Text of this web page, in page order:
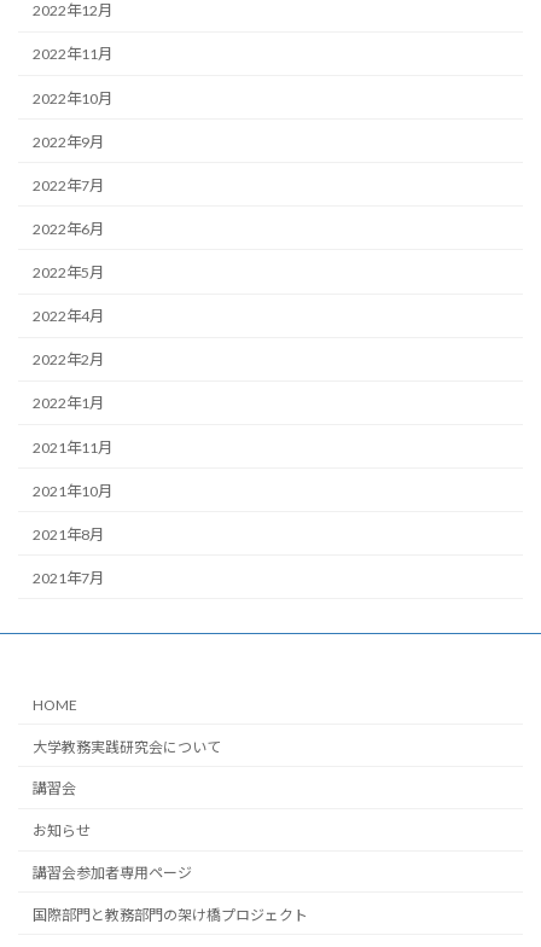
2022年12月
2022年11月
2022年10月
2022年9月
2022年7月
2022年6月
2022年5月
2022年4月
2022年2月
2022年1月
2021年11月
2021年10月
2021年8月
2021年7月
HOME
大学教務実践研究会について
講習会
お知らせ
講習会参加者専用ページ
国際部門と教務部門の架け橋プロジェクト